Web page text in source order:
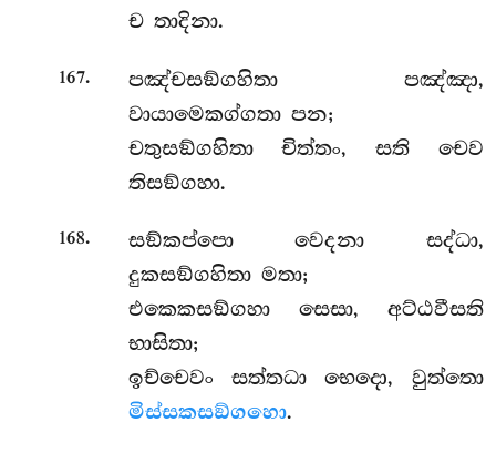
ච තාදිනා.
167.
පඤ්චසඞ්ගහිතා පඤ්ඤා,
වායාමෙකග්ගතා පන;
චතුසඞ්ගහිතා චිත්තං, සති චෙව
තිසඞ්ගහා.
168.
සඞ්කප්පො වෙදනා සද්ධා,
දුකසඞ්ගහිතා මතා;
එකෙකසඞ්ගහා සෙසා, අට්ඨවීසති
භාසිතා;
ඉච්චෙවං සත්තධා භෙදො, වුත්තො
මිස්සකසඞ්ගහො.